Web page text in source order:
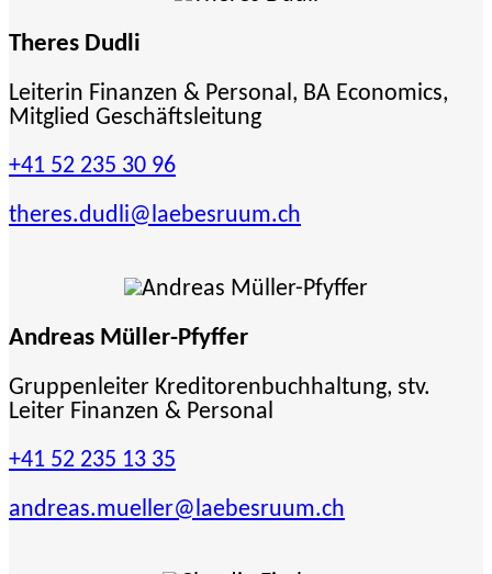
Theres Dudli
Leiterin Finanzen & Personal, BA Economics,
Mitglied Geschäftsleitung
+41 52 235 30 96
theres.dudli@laebesruum.ch
Andreas Müller-Pfyffer
Gruppenleiter Kreditorenbuchhaltung, stv.
Leiter Finanzen & Personal
+41 52 235 13 35
andreas.mueller@laebesruum.ch